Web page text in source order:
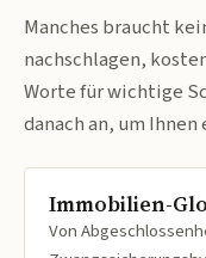
Manches braucht
nachschlagen,
Worte für wichtige
danach an, um
Immobilien-
Von